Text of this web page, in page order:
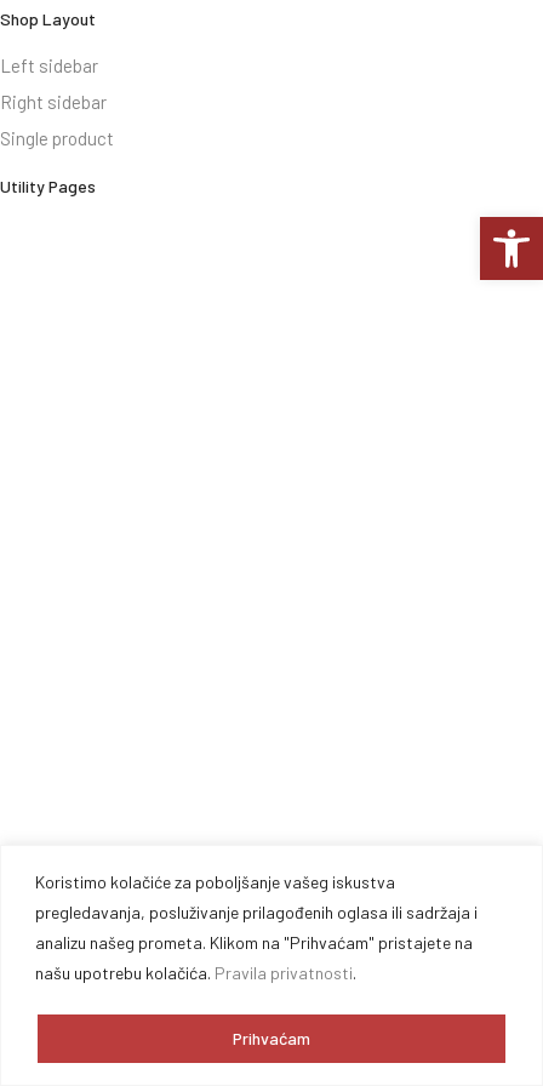
Koristimo kolačiće za poboljšanje vašeg iskustva
pregledavanja, posluživanje prilagođenih oglasa ili sadržaja i
analizu našeg prometa. Klikom na "Prihvaćam" pristajete na
našu upotrebu kolačića. Pravila privatnosti.
Prihvaćam
Shop Layout
Left sidebar
Right sidebar
Single product
Utility Pages